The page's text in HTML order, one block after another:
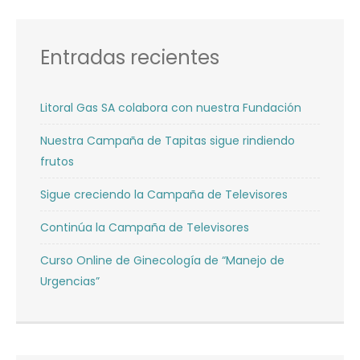
Entradas recientes
Litoral Gas SA colabora con nuestra Fundación
Nuestra Campaña de Tapitas sigue rindiendo
frutos
Sigue creciendo la Campaña de Televisores
Continúa la Campaña de Televisores
Curso Online de Ginecología de “Manejo de
Urgencias”